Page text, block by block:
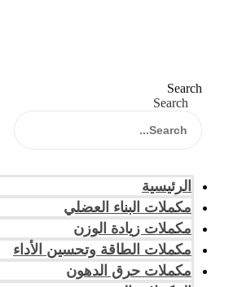
Search
Search
الرئيسية
مكملات البناء العضلي
مكملات زيادة الوزن
مكملات الطاقة وتحسين الأداء
مكملات حرق الدهون